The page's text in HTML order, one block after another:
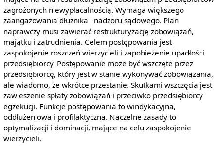
zagrożonych niewypłacalnością. Wymaga większego
zaangażowania dłużnika i nadzoru sądowego. Plan
naprawczy musi zawierać restrukturyzację zobowiązań,
majątku i zatrudnienia. Celem postępowania jest
zaspokojenie roszczeń wierzycieli i zapobieżenie upadłości
przedsiębiorcy. Postępowanie może być wszczęte przez
przedsiębiorcę, który jest w stanie wykonywać zobowiązania,
ale wiadomo, że wkrótce przestanie. Skutkami wszczęcia jest
zawieszenie spłaty zobowiązań i przeciwko przedsiębiorcy
egzekucji. Funkcje postępowania to windykacyjna,
oddłużeniowa i profilaktyczna. Naczelne zasady to
optymalizacji i dominacji, mające na celu zaspokojenie
wierzycieli.